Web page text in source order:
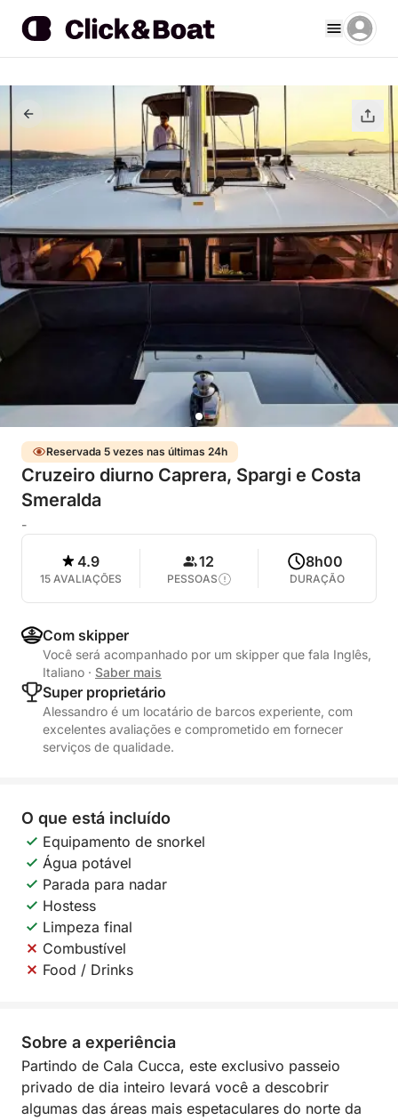
Reservada 5 vezes nas últimas 24h
Cruzeiro diurno Caprera, Spargi e Costa
Smeralda
-
4.9
15 AVALIAÇÕES
12
PESSOAS
8h00
DURAÇÃO
Com skipper
Você será acompanhado por um skipper que fala Inglês,
Italiano · Saber mais
Super proprietário
Alessandro é um locatário de barcos experiente, com
excelentes avaliações e comprometido em fornecer
serviços de qualidade.
O que está incluído
Equipamento de snorkel
Água potável
Parada para nadar
Hostess
Limpeza final
Combustível
Food / Drinks
Sobre a experiência
Partindo de Cala Cucca, este exclusivo passeio
privado de dia inteiro levará você a descobrir
algumas das áreas mais espetaculares do norte da